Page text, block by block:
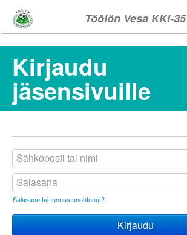
Töölön Vesa KKI-35
Kirjaudu
jäsensivuille
Salasana tai tunnus unohtunut?